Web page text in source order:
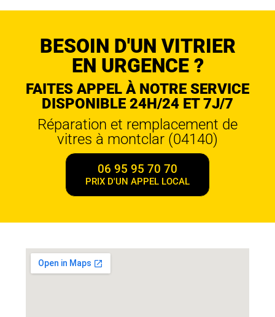
BESOIN D'UN VITRIER
EN URGENCE ?
FAITES APPEL À NOTRE SERVICE
DISPONIBLE 24H/24 ET 7J/7
Réparation et remplacement de
vitres à montclar (04140)
06 95 95 70 70
PRIX D'UN APPEL LOCAL